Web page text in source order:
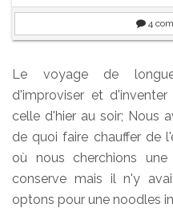
4
Le voyage de
d'improviser et
celle d'hier au soir; Nous
de quoi faire chauffer de
où nous cherchions
conserve mais il n'y
optons pour une noodles